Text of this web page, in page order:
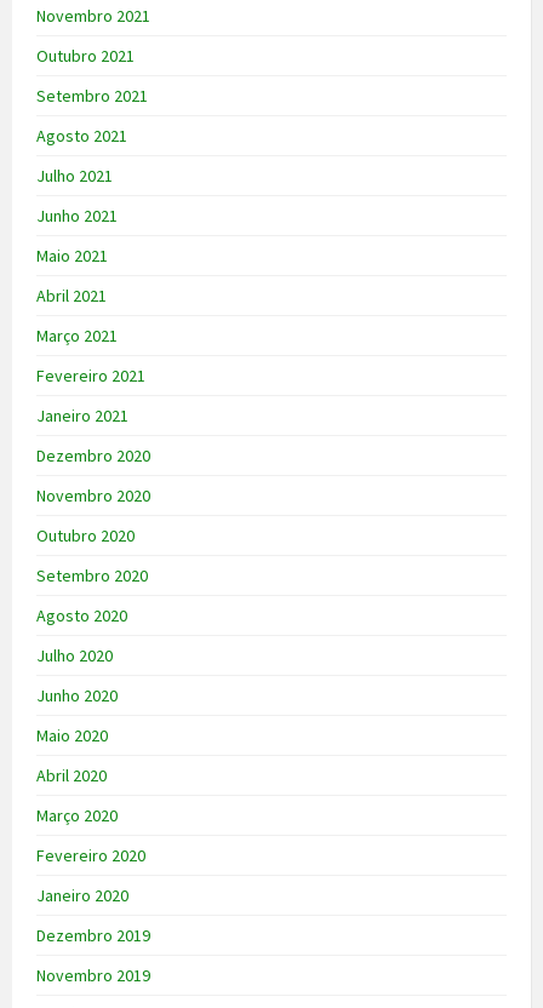
Novembro 2021
Outubro 2021
Setembro 2021
Agosto 2021
Julho 2021
Junho 2021
Maio 2021
Abril 2021
Março 2021
Fevereiro 2021
Janeiro 2021
Dezembro 2020
Novembro 2020
Outubro 2020
Setembro 2020
Agosto 2020
Julho 2020
Junho 2020
Maio 2020
Abril 2020
Março 2020
Fevereiro 2020
Janeiro 2020
Dezembro 2019
Novembro 2019